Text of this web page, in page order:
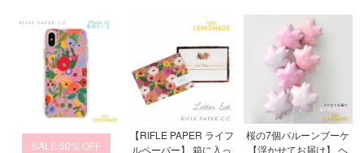
50%
【RIFLE PAPER ライフ
ルペーパー】 箱に入っ
桜の7個バルーンブーケ
【浮かせてお届け】 ヘ